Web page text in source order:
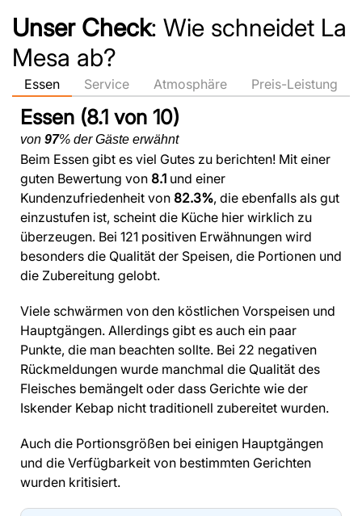
Unser Check: Wie schneidet La
Mesa ab?
Essen Service Atmosphäre Preis-Leistung
Essen (8.1 von 10)
von 97% der Gäste erwähnt
Beim Essen gibt es viel Gutes zu berichten! Mit einer
guten Bewertung von 8.1 und einer
Kundenzufriedenheit von 82.3%, die ebenfalls als gut
einzustufen ist, scheint die Küche hier wirklich zu
überzeugen. Bei 121 positiven Erwähnungen wird
besonders die Qualität der Speisen, die Portionen und
die Zubereitung gelobt.
Viele schwärmen von den köstlichen Vorspeisen und
Hauptgängen. Allerdings gibt es auch ein paar
Punkte, die man beachten sollte. Bei 22 negativen
Rückmeldungen wurde manchmal die Qualität des
Fleisches bemängelt oder dass Gerichte wie der
Iskender Kebap nicht traditionell zubereitet wurden.
Auch die Portionsgrößen bei einigen Hauptgängen
und die Verfügbarkeit von bestimmten Gerichten
wurden kritisiert.